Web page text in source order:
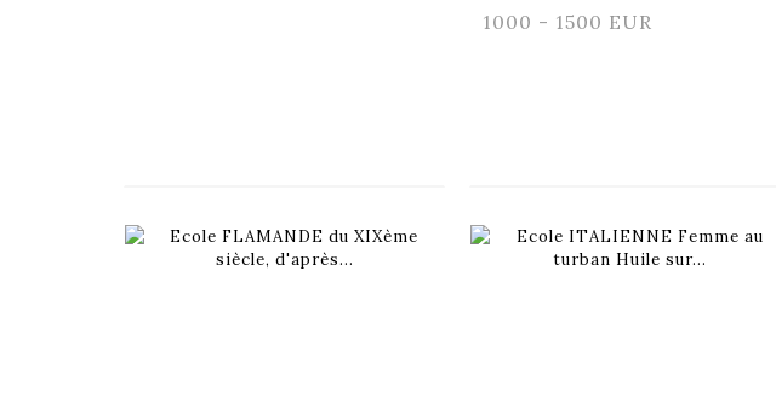
1000 - 1500 EUR